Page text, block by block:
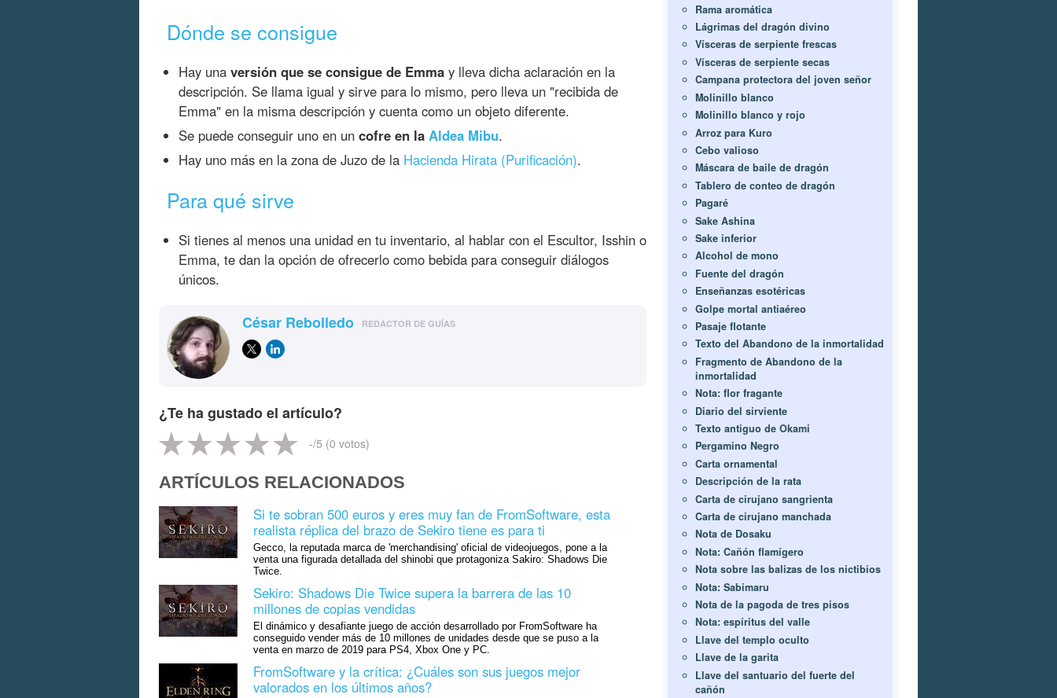
Dónde se consigue
Hay una versión que se consigue de Emma y lleva dicha aclaración en la
descripción. Se llama igual y sirve para lo mismo, pero lleva un "recibida de
Emma" en la misma descripción y cuenta como un objeto diferente.
Se puede conseguir uno en un cofre en la Aldea Mibu.
Hay uno más en la zona de Juzo de la Hacienda Hirata (Purificación).
Para qué sirve
Si tienes al menos una unidad en tu inventario, al hablar con el Escultor, Isshin o
Emma, te dan la opción de ofrecerlo como bebida para conseguir diálogos
únicos.
César Rebolledo REDACTOR DE GUÍAS
¿Te ha gustado el artículo?
-/5 (0 votos)
ARTÍCULOS RELACIONADOS
Si te sobran 500 euros y eres muy fan de FromSoftware, esta
realista réplica del brazo de Sekiro tiene es para ti
Gecco, la reputada marca de 'merchandising' oficial de videojuegos, pone a la
venta una figurada detallada del shinobi que protagoniza Sakiro: Shadows Die
Twice.
Sekiro: Shadows Die Twice supera la barrera de las 10
millones de copias vendidas
El dinámico y desafiante juego de acción desarrollado por FromSoftware ha
conseguido vender más de 10 millones de unidades desde que se puso a la
venta en marzo de 2019 para PS4, Xbox One y PC.
FromSoftware y la crítica: ¿Cuáles son sus juegos mejor
valorados en los últimos años?
Rama aromática
Lágrimas del dragón divino
Vísceras de serpiente frescas
Vísceras de serpiente secas
Campana protectora del joven señor
Molinillo blanco
Molinillo blanco y rojo
Arroz para Kuro
Cebo valioso
Máscara de baile de dragón
Tablero de conteo de dragón
Pagaré
Sake Ashina
Sake inferior
Alcohol de mono
Fuente del dragón
Enseñanzas esotéricas
Golpe mortal antiaéreo
Pasaje flotante
Texto del Abandono de la inmortalidad
Fragmento de Abandono de la
inmortalidad
Nota: flor fragante
Diario del sirviente
Texto antiguo de Okami
Pergamino Negro
Carta ornamental
Descripción de la rata
Carta de cirujano sangrienta
Carta de cirujano manchada
Nota de Dosaku
Nota: Cañón flamígero
Nota sobre las balizas de los nictibios
Nota: Sabimaru
Nota de la pagoda de tres pisos
Nota: espíritus del valle
Llave del templo oculto
Llave de la garita
Llave del santuario del fuerte del
cañón